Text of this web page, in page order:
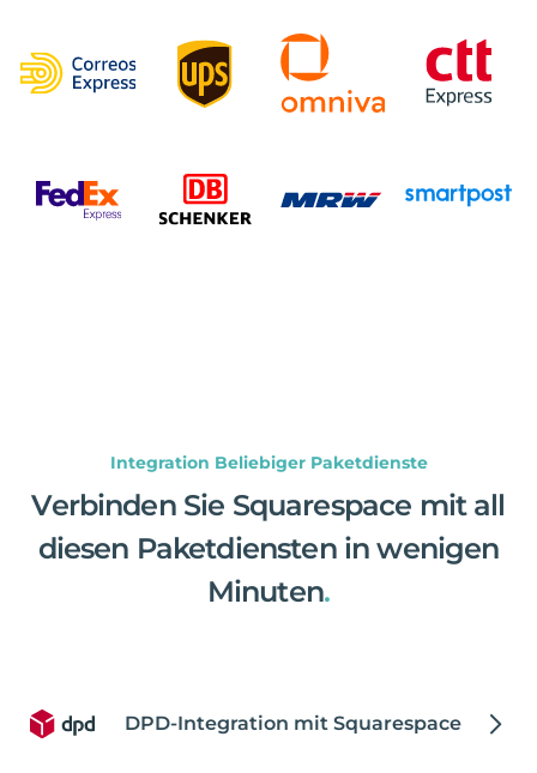
Integration Beliebiger Paketdienste
Verbinden Sie Squarespace mit all
diesen Paketdiensten in wenigen
Minuten.
DPD-Integration mit Squarespace